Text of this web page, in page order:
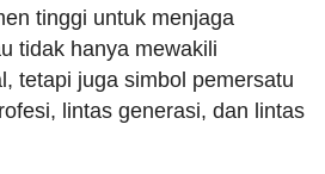
tinggi untuk menjaga
tidak hanya mewakili
tetapi juga simbol pemersatu
lintas generasi, dan lintas